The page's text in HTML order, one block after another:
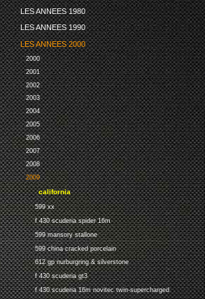
LES ANNEES 1980
LES ANNEES 1990
LES ANNEES 2000
2000
2001
2002
2003
2004
2005
2006
2007
2008
2009
california
599 xx
f 430 scuderia spider 16m
599 mansory stallone
599 china cracked porcelain
612 gp nurburgring & silverstone
f 430 scuderia gt3
f 430 scuderia 16m novitec twin-supercharged